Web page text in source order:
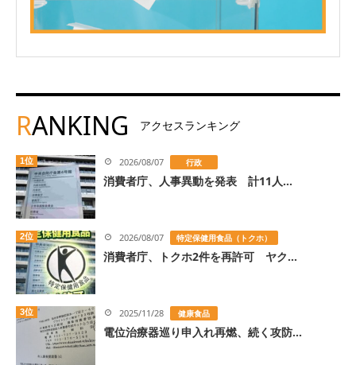
RANKING アクセスランキング
1位 2026/08/07 行政
消費者庁、人事異動を発表 計11人...
2位 2026/08/07 特定保健用食品（トクホ）
消費者庁、トクホ2件を再許可 ヤク...
3位 2025/11/28 健康食品
電位治療器巡り申入れ再燃、続く攻防...